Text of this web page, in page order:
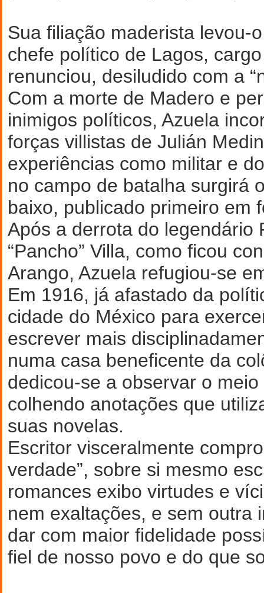
Sua filiação maderista levou-
chefe político de Lagos,
renunciou, desiludido com a
Com a morte de Madero e
inimigos políticos, Azuela
forças villistas de Julián
experiências como militar e
no campo de batalha surgirá
baixo, publicado primeiro em
Após a derrota do legendário
“Pancho” Villa, como ficou
Arango, Azuela refugiou-se
Em 1916, já afastado da
cidade do México para
escrever mais
numa casa beneficente da
dedicou-se a observar o
colhendo anotações que
suas novelas.
Escritor visceralmente
verdade”, sobre si mesmo
romances exibo virtudes e
nem exaltações, e sem outra
dar com maior fidelidade
fiel de nosso povo e do que